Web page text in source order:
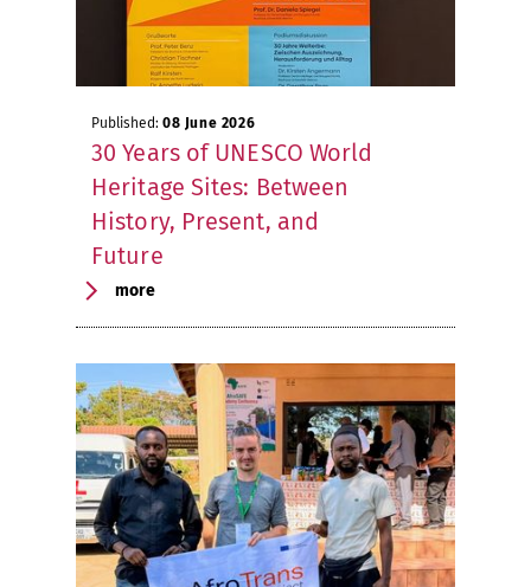
Published: 08 June 2026
30 Years of UNESCO World
Heritage Sites: Between
History, Present, and
Future
more